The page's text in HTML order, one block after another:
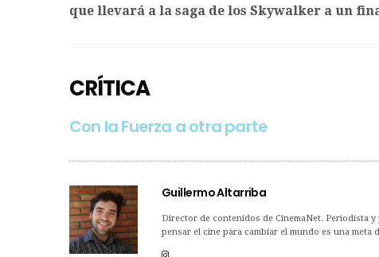
que llevará a la saga de los Skywalker a un
CRÍTICA
Con la Fuerza a otra parte
Guillermo Altarriba
Director de contenidos de CinemaNet. Periodista
pensar el cine para cambiar el mundo es una